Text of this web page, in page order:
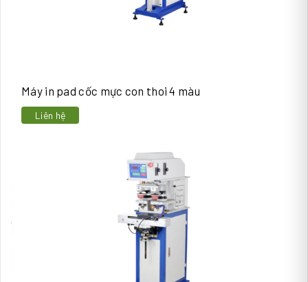
Máy in pad cốc mực con thoi 4 màu
Liên hệ